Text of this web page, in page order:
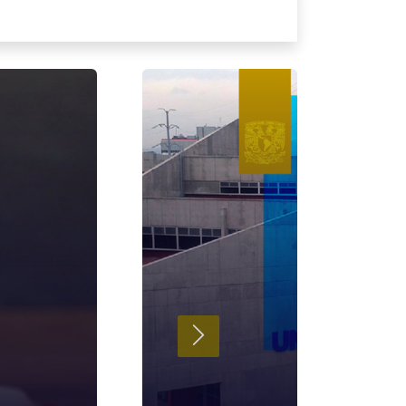
Siguiente